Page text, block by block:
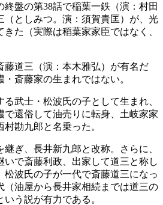
盤の第38話で稲葉一鉄（演：村田
（としみつ。演：須賀貴匡）が、光
た（実際は稻葉家家臣ではなく、
藤道三（演：本木雅弘）が有名だ
斎藤家の生まれではない。
武士・松波氏の子として生まれ、
で還俗して油売りに転身、土岐家家
勘九郎と名乗った。
ぎ、長井新九郎と改称。さらに、
いで斎藤利政、出家して道三と称し
松波氏の子が一代で斎藤道三になっ
（油屋から長井家相続までは道三の
う説が有力である。